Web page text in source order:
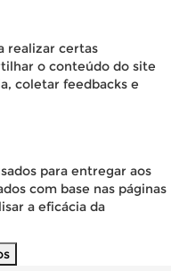
realizar certas
o conteúdo do site
coletar feedbacks e
para entregar aos
com base nas páginas
a eficácia da